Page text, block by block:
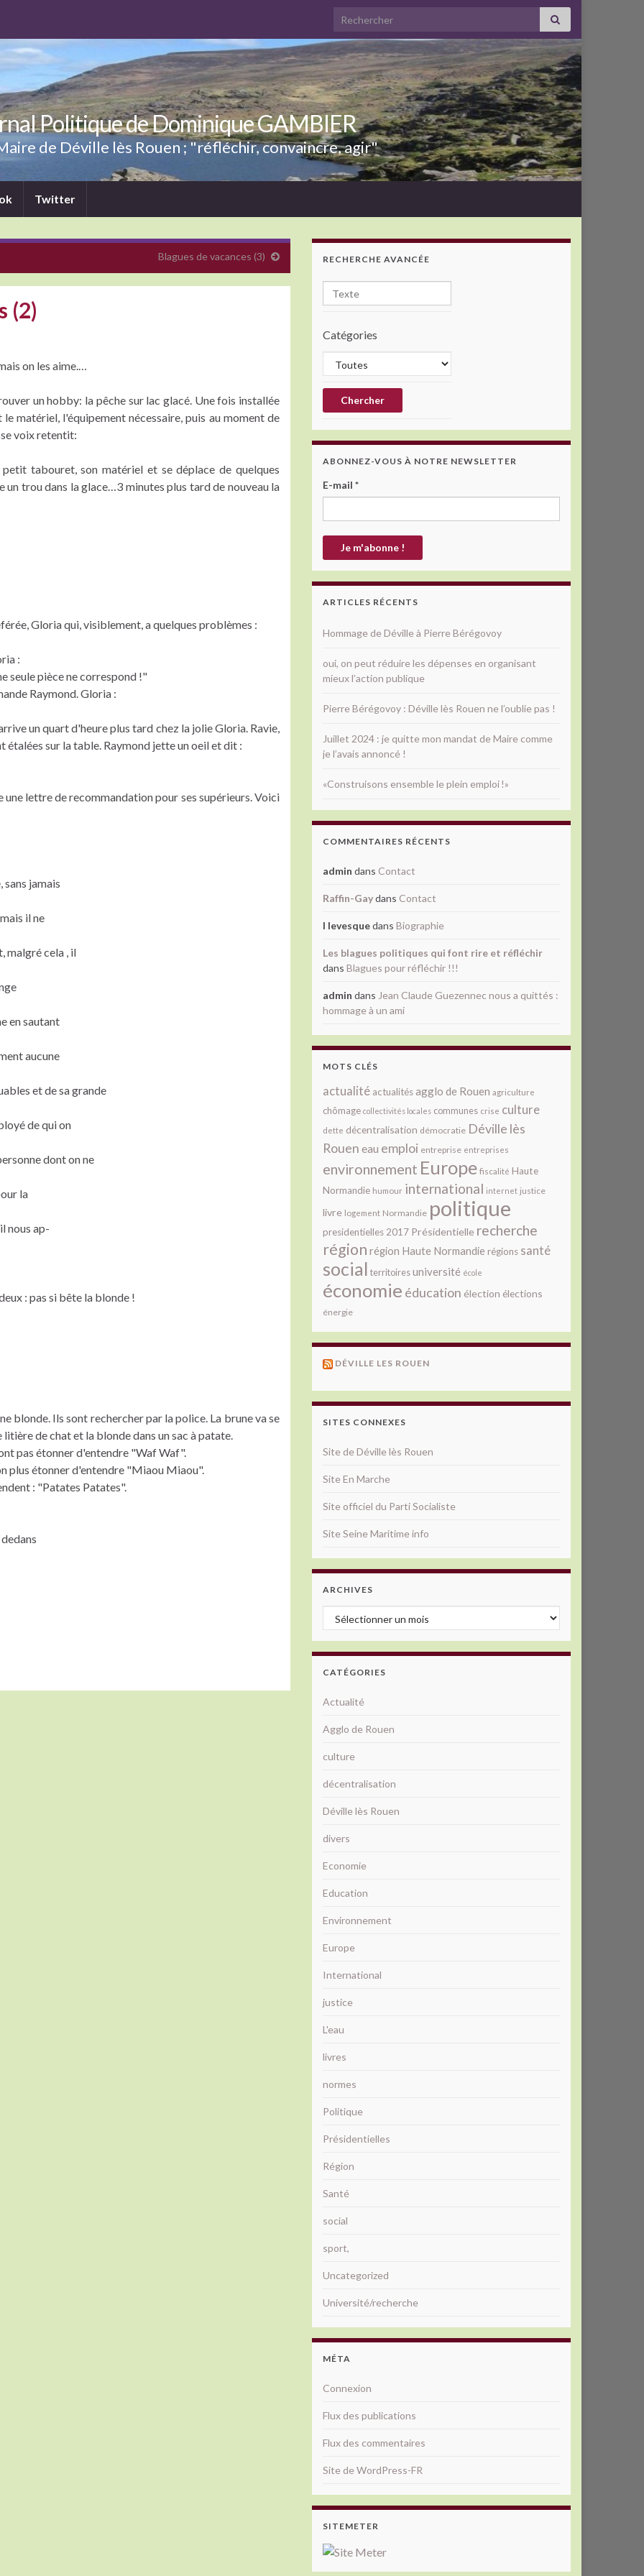
Search for:
Politique de Dominique GAMBIER
de Déville lès Rouen ; "réfléchir, convaincre, agir"
Twitter
Blagues de vacances (3)
(2)
on les aime.…
un hobby: la pêche sur lac glacé. Une fois installée
matériel, l'équipement nécessaire, puis au moment de
voix retentit:
tabouret, son matériel et se déplace de quelques
trou dans la glace…3 minutes plus tard de nouveau la
Gloria qui, visiblement, a quelques problèmes :
:
seule pièce ne correspond !"
Raymond. Gloria :
un quart d'heure plus tard chez la jolie Gloria. Ravie,
étalées sur la table. Raymond jette un oeil et dit :
lettre de recommandation pour ses supérieurs. Voici
jamais
il ne
malgré cela , il
en sautant
aucune
et de sa grande
de qui on
dont on ne
la
nous ap-
: pas si bête la blonde !
blonde. Ils sont rechercher par la police. La brune va se
litière de chat et la blonde dans un sac à patate.
pas étonner d'entendre "Waf Waf".
plus étonner d'entendre "Miaou Miaou".
: "Patates Patates".
RECHERCHE AVANCÉE
Catégories
ABONNEZ-VOUS À NOTRE NEWSLETTER
E-mail *
ARTICLES RÉCENTS
Hommage de Déville à Pierre Bérégovoy
oui, on peut réduire les dépenses en organisant
mieux l’action publique
Pierre Bérégovoy : Déville lès Rouen ne l’oublie pas !
Juillet 2024 : je quitte mon mandat de Maire comme
je l’avais annoncé !
«Construisons ensemble le plein emploi !»
COMMENTAIRES RÉCENTS
admin dans Contact
Raffin-Gaydans Contact
l levesquedans Biographie
Les blagues politiques qui font rire et réfléchir
dans Blagues pour réfléchir !!!
admin dans Jean Claude Guezennec nous a quittés :
hommage à un ami
MOTS CLÉS
actualité actualitésagglo de Rouen agriculture
chômage collectivités locales communes crise culture
dette décentralisation démocratie Déville lès
Rouen eau emploi entreprise entreprises
environnement Europe fiscalité Haute
Normandie humour international internet justice
livre logement Normandie politique
presidentielles 2017 Présidentielle recherche
région région Haute Normandie régions santé
social territoiresuniversité école
économie éducation élection élections
énergie
DÉVILLE LES ROUEN
SITES CONNEXES
Site de Déville lès Rouen
Site En Marche
Site officiel du Parti Socialiste
Site Seine Maritime info
ARCHIVES
Archives
CATÉGORIES
Actualité
Agglo de Rouen
culture
décentralisation
Déville lès Rouen
divers
Economie
Education
Environnement
Europe
International
justice
L'eau
livres
normes
Politique
Présidentielles
Région
Santé
social
sport,
Uncategorized
Université/recherche
MÉTA
Connexion
Flux des publications
Flux des commentaires
Site de WordPress-FR
SITEMETER